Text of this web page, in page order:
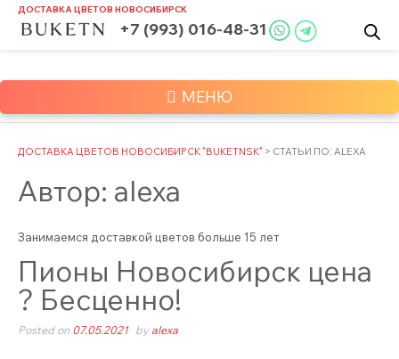
SkipДОСТАВКА ЦВЕТОВ НОВОСИБИРСК
+7 (993) 016-48-31
МЕНЮ
ДОСТАВКА ЦВЕТОВ НОВОСИБИРСК "BUKETNSK" > СТАТЬИ ПО: ALEXA
Автор: alexa
Занимаемся доставкой цветов больше 15 лет
Пионы Новосибирск цена
? Бесценно!
Posted on 07.05.2021 by alexa